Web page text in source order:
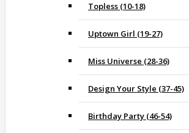
Topless (10-18)
Uptown Girl (19-27)
Miss Universe (28-36)
Design Your Style (37-45)
Birthday Party (46-54)